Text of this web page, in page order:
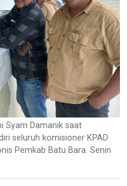
Syam Damanik saat
seluruh komisioner KPAD
Pemkab Batu Bara. Senin